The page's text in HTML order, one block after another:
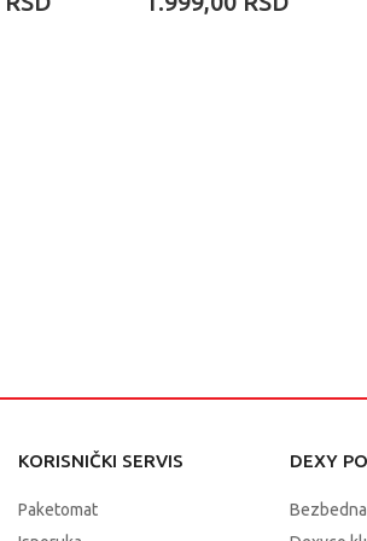
KORISNIČKI SERVIS
Paketomat
DEXY